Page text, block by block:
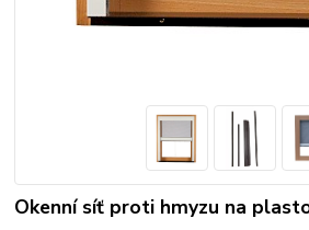
Okenní síť proti hmyzu na